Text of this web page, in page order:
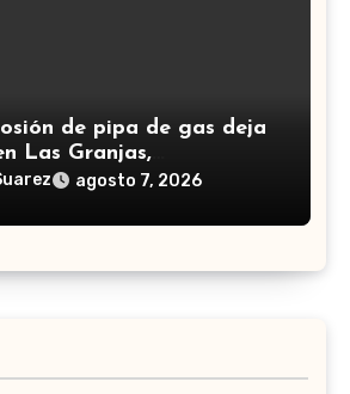
de pipa de gas deja
Las Granjas,
dos son menores
agosto 7, 2026